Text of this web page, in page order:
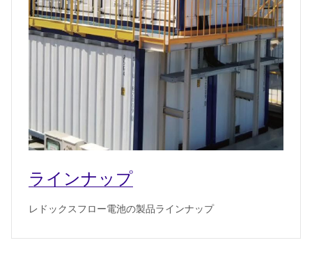
ラインナップ
レドックスフロー電池の製品ラインナップ